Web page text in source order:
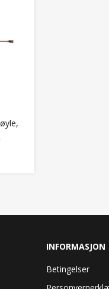
INFORMASJON
Betingelser